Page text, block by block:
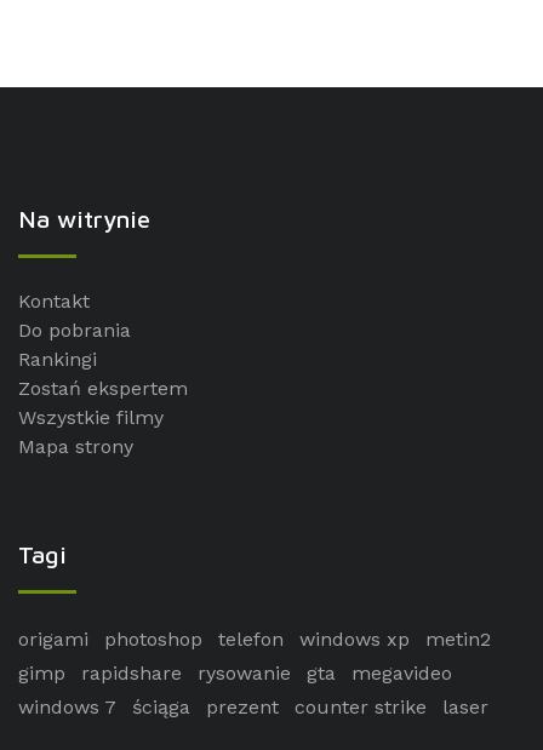
Na witrynie
Kontakt
Do pobrania
Rankingi
Zostań ekspertem
Wszystkie filmy
Mapa strony
Tagi
origami photoshop telefon windows xp
metin2
gimp
rapidshare rysowanie gta
megavideo
windows 7
ściąga prezent counter strike laser